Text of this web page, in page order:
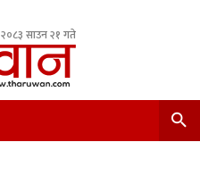
२०८३ साउन २१ गते